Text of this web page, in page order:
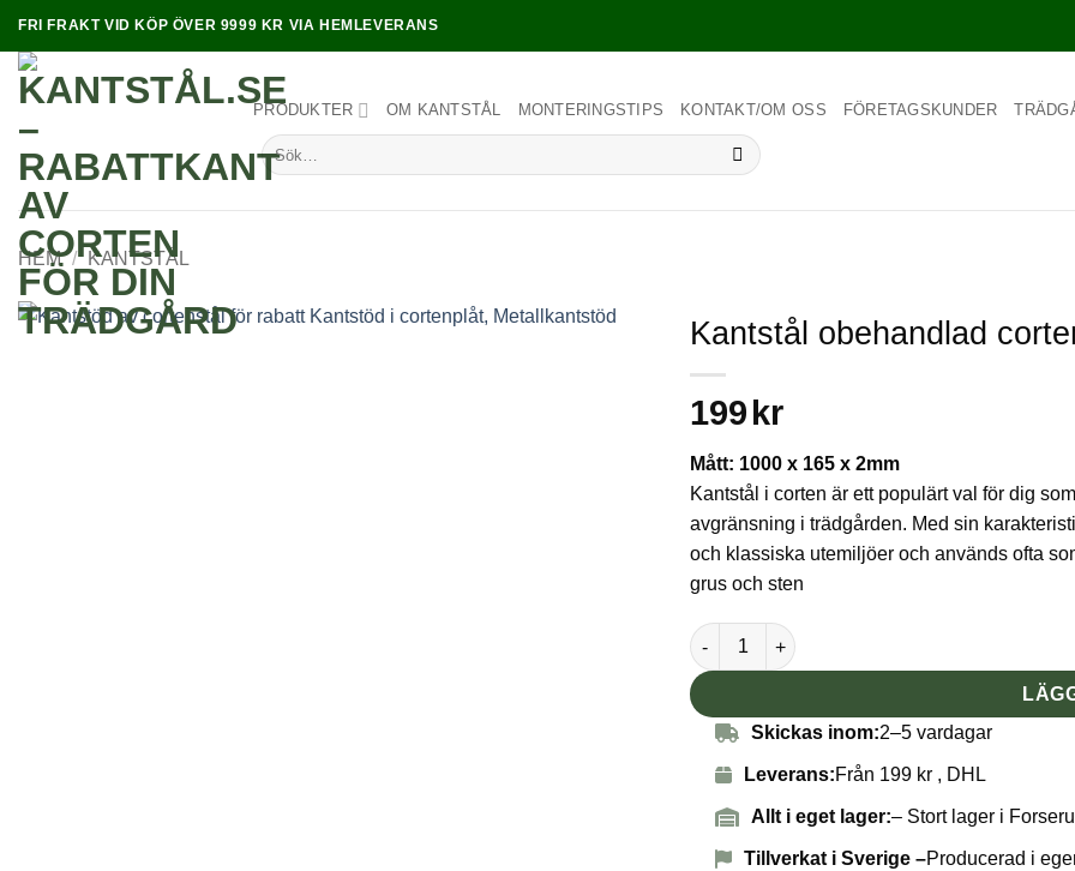
content
FRI FRAKT VID KÖP ÖVER 9999 KR VIA HEMLEVERANS
PRODUKTER OM KANTSTÅL MONTERINGSTIPS KONTAKT/OM OSS FÖRETAGSKUNDER
Sök
efter:
HEM / KANTSTÅL
Kantstål obehandlad
199kr
Mått: 1000 x 165 x 2mm
Kantstål i corten är ett populärt val för dig
avgränsning i trädgården. Med sin
och klassiska utemiljöer och används ofta
grus och sten
Kantstål obehandlad corten mängd
Skickas inom:2–5 vardagar
Leverans:Från 199 kr , DHL
Allt i eget lager:– Stort lager i
Tillverkat i Sverige –Producerad i